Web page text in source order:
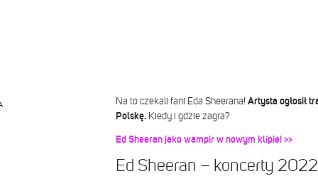
Na to czekali fani Eda Sheerana! Artysta ogłosił
Polskę.Kiedy i gdzie zagra?
Ed Sheeran jako wampir w nowym klipie! >>
Ed Sheeran – koncerty